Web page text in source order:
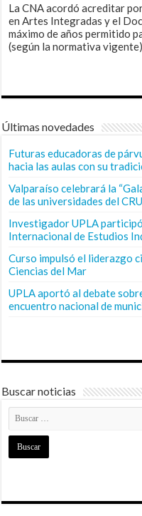
La CNA acordó acreditar
en Artes Integradas y el
máximo de años permitido
(según la normativa vigente).
Últimas novedades
Futuras educadoras de
hacia las aulas con su
Valparaíso celebrará la
de las universidades del
Investigador UPLA
Internacional de Estudios
Curso impulsó el liderazgo
Ciencias del Mar
UPLA aportó al debate
encuentro nacional de
Buscar noticias